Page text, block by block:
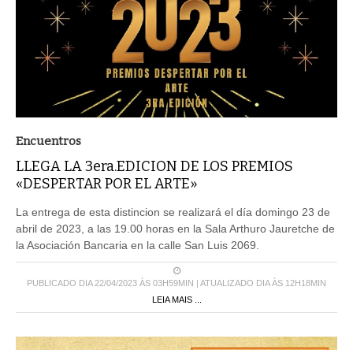
Encuentros
LLEGA LA 3era.EDICION DE LOS PREMIOS
«DESPERTAR POR EL ARTE»
La entrega de esta distincion se realizará el día domingo 23 de
abril de 2023, a las 19.00 horas en la Sala Arthuro Jauretche de
la Asociación Bancaria en la calle San Luis 2069.
PUBLICADO DIA 22/04/2023 ÀS 03H59MIN | ATUALIZADO DIA ÀS 12H18MIN
LEIA MAIS ...